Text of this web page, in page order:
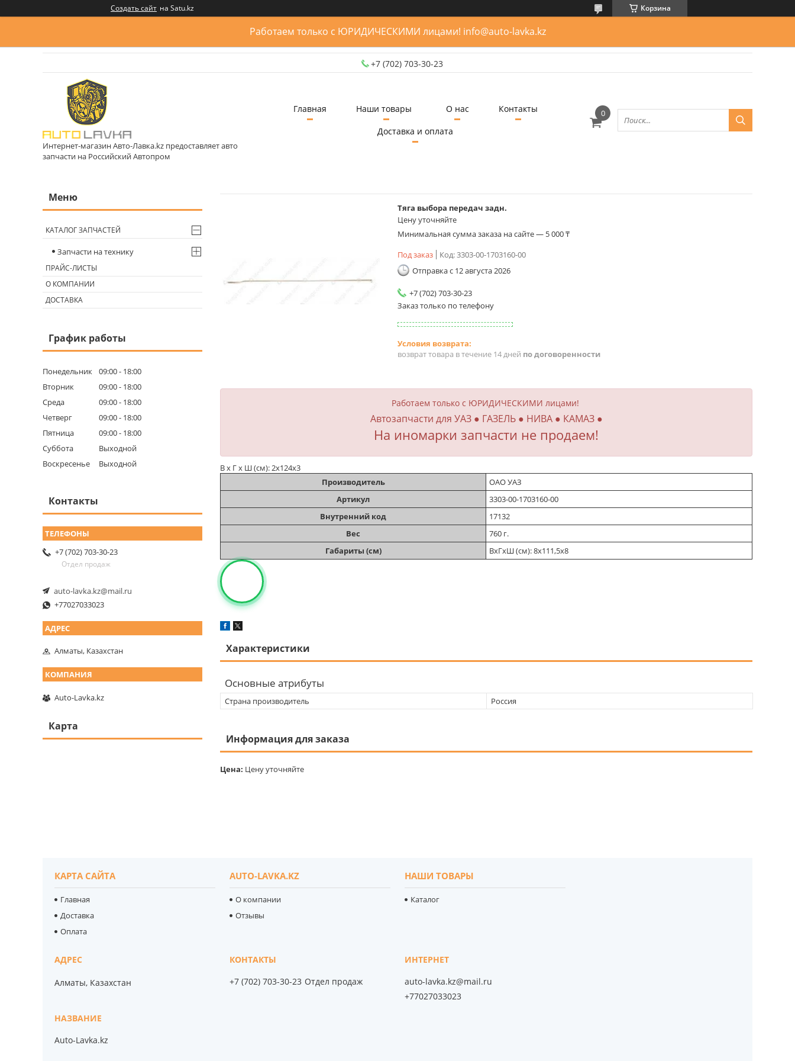
Создать сайт на Satu.kz Корзина
Работаем только с ЮРИДИЧЕСКИМИ лицами! info@auto-lavka.kz
+7 (702) 703-30-23
Интернет-магазин Авто-Лавка.kz предоставляет авто
запчасти на Российский Автопром
Главная Наши товары О нас
Контакты
Доставка и оплата
Тяга выбора передач задн.
Цену уточняйте
Минимальная сумма заказа на сайте — 5 000 ₸
Под заказ
Код:3303-00-1703160-00
Отправка с 12 августа 2026
+7 (702) 703-30-23
Заказ только по телефону
возврат товара в течение 14 дней по договоренности
Работаем только с ЮРИДИЧЕСКИМИ лицами!
Автозапчасти для УАЗ ● ГАЗЕЛЬ ● НИВА ● КАМАЗ ●
На иномарки запчасти не продаем!
В х Г х Ш (см): 2х124х3
Производитель
ОАО УАЗ
Артикул
3303-00-1703160-00
Внутренний код
17132
Вес
760 г.
Габариты (см)
ВхГхШ (см): 8х111,5х8
Характеристики
Основные атрибуты
Страна производитель Россия
Информация для заказа
Цена: Цену уточняйте
КАТАЛОГ ЗАПЧАСТЕЙ
Запчасти на технику
ПРАЙС-ЛИСТЫ
О КОМПАНИИ
ДОСТАВКА
График работы
Понедельник 09:00
18:00
Вторник
09:00
18:00
Среда
09:00
18:00
Четверг
09:00
18:00
Пятница
09:00
18:00
Суббота
Выходной
Воскресенье
Выходной
Контакты
+7 (702) 703-30-23
Отдел продаж
auto-lavka.kz@mail.ru
+77027033023
Алматы, Казахстан
Auto-Lavka.kz
Карта
КАРТА САЙТА
Главная
Доставка
Оплата
AUTO-LAVKA.KZ
О компании
Отзывы
НАШИ ТОВАРЫ
Каталог
Алматы, Казахстан
Auto-Lavka.kz
+7 (702) 703-30-23 Отдел продаж
auto-lavka.kz@mail.ru
+77027033023